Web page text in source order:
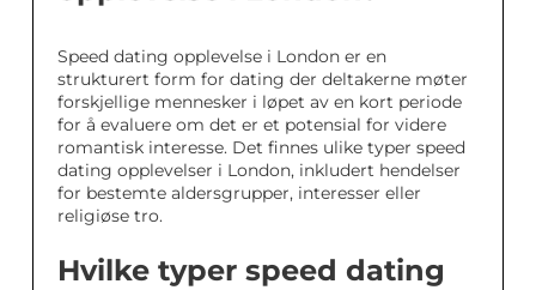
Speed dating opplevelse i London er en
strukturert form for dating der deltakerne møter
forskjellige mennesker i løpet av en kort periode
for å evaluere om det er et potensial for videre
romantisk interesse. Det finnes ulike typer speed
dating opplevelser i London, inkludert hendelser
for bestemte aldersgrupper, interesser eller
religiøse tro.
Hvilke typer speed dating